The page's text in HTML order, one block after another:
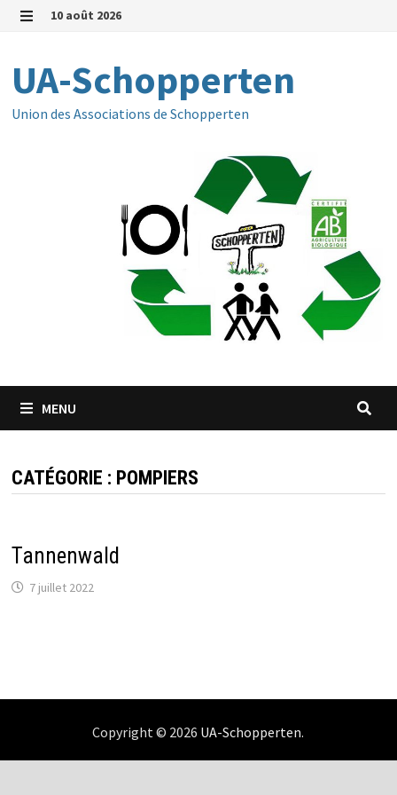
Passer
10 août 2026
UA-Schopperten
Union des Associations de Schopperten
MENU
CATÉGORIE : POMPIERS
Tannenwald
7 juillet 2022
Copyright © 2026 UA-Schopperten.